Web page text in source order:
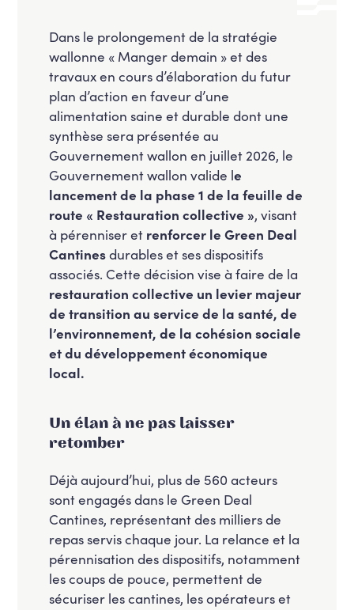
Dans le prolongement de la stratégie
wallonne « Manger demain » et des
travaux en cours d’élaboration du futur
plan d’action en faveur d’une
alimentation saine et durable dont une
synthèse sera présentée au
Gouvernement wallon en juillet 2026, le
Gouvernement wallon valide le
lancement de la phase 1 de la feuille de
route « Restauration collective », visant
à pérenniser et renforcer le Green Deal
Cantinesdurables et ses dispositifs
associés. Cette décision vise à faire de la
restauration collective un levier majeur
de transition au service de la santé, de
l’environnement, de la cohésion sociale
et du développement économique
local.
Un élan à ne pas laisser
retomber
Déjà aujourd’hui, plus de 560 acteurs
sont engagés dans le Green Deal
Cantines, représentant des milliers de
repas servis chaque jour. La relance et la
pérennisation des dispositifs, notamment
les coups de pouce, permettent de
sécuriser les cantines, les opérateurs et